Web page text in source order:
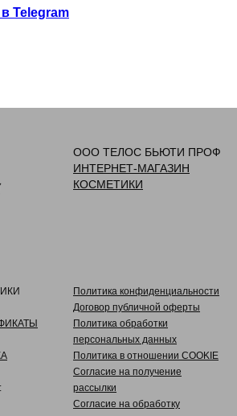
Telegram
ООО ТЕЛОС БЬЮТИ ПРОФ
ИНТЕРНЕТ-МАГАЗИН
КОСМЕТИКИ
Политика конфиденциальности
Договор публичной оферты
Политика обработки
персональных данных
Политика в отношении COOKIE
Согласие на получение
рассылки
Согласие на обработку